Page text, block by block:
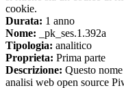
cookie.
Durata: 1 anno
Nome: _pk_ses.1.392a
Tipologia: analitico
Proprieta: Prima parte
Descrizione: Questo
analisi web open source